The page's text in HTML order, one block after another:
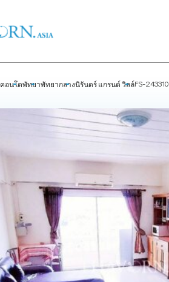
คอนโดพัทยาพัทยากลางนิรันดร์ แกรนด์ วิลล์FS-243310